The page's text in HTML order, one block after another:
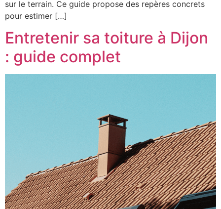
sur le terrain. Ce guide propose des repères concrets
pour estimer […]
Entretenir sa toiture à Dijon
: guide complet